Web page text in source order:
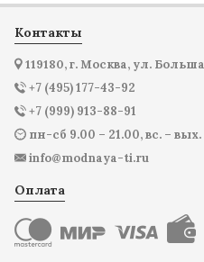
Контакты
119180, г. Москва, ул.
+7 (495) 177-43-92
+7 (999) 913-88-91
пн-сб 9.00 – 21.00, вс. – вых.
info@modnaya-ti.ru
Оплата